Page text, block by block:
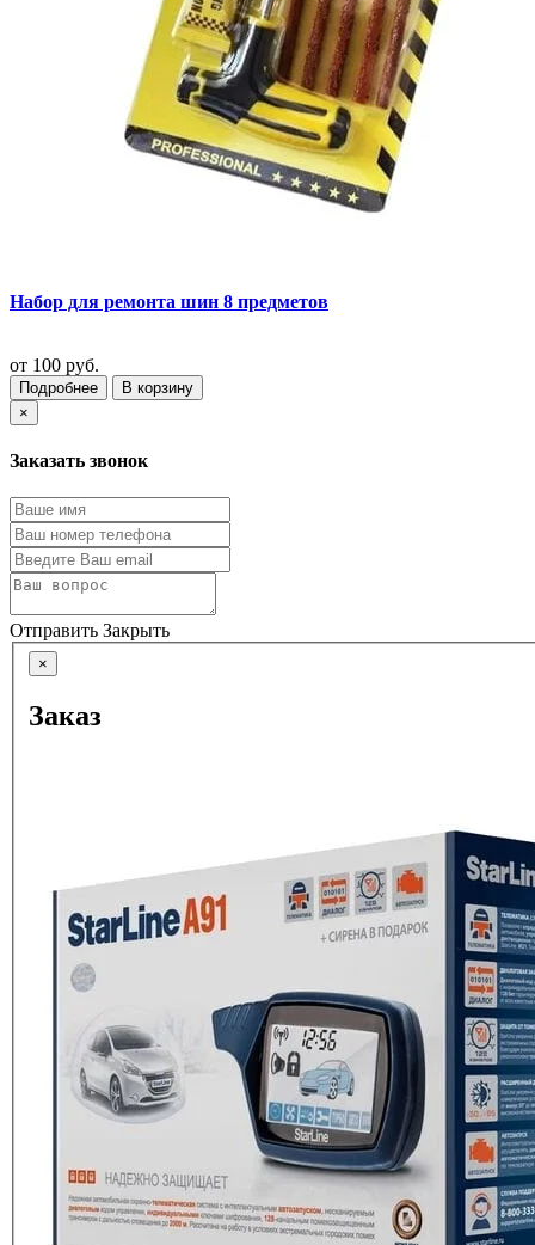
Набор для ремонта шин 8 предметов
от 100 руб.
Подробнее
В корзину
×
Заказать звонок
Отправить Закрыть
×
Заказ